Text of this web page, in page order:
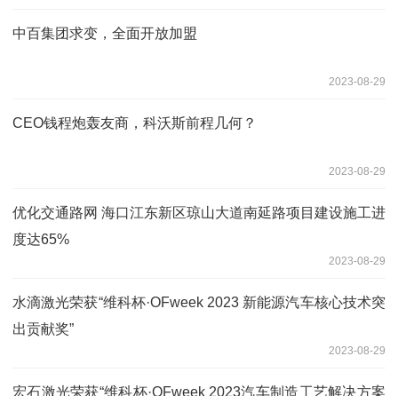
中百集团求变，全面开放加盟
2023-08-29
CEO钱程炮轰友商，科沃斯前程几何？
2023-08-29
优化交通路网 海口江东新区琼山大道南延路项目建设施工进
度达65%
2023-08-29
水滴激光荣获“维科杯·OFweek 2023 新能源汽车核心技术突
出贡献奖”
2023-08-29
宏石激光荣获“维科杯·OFweek 2023汽车制造工艺解决方案